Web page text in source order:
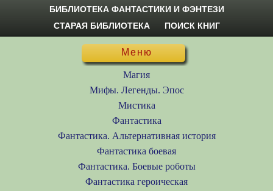
БИБЛИОТЕКА ФАНТАСТИКИ И ФЭНТЕЗИ
СТАРАЯ БИБЛИОТЕКА
ПОИСК КНИГ
Меню
Магия
Мифы. Легенды. Эпос
Мистика
Фантастика
Фантастика. Альтернативная история
Фантастика боевая
Фантастика. Боевые роботы
Фантастика героическая